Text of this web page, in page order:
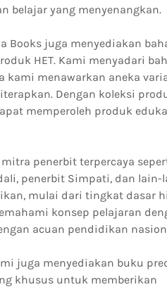
belajar yang menyenangkan.
Books juga menyediakan
HET. Kami menyadari
kami menawarkan aneka
Dengan koleksi
memperoleh produk
penerbit terpercaya
penerbit Simpati, dan lain-
mulai dari tingkat dasar
konsep pelajaran
acuan pendidikan
juga menyediakan buku
khusus untuk memberikan